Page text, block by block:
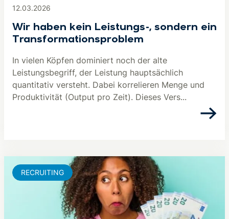
12.03.2026
Wir haben kein Leistungs-, sondern ein
Transformationsproblem
In vielen Köpfen dominiert noch der alte
Leistungsbegriff, der Leistung hauptsächlich
quantitativ versteht. Dabei korrelieren Menge und
Produktivität (Output pro Zeit). Dieses Vers...
RECRUITING